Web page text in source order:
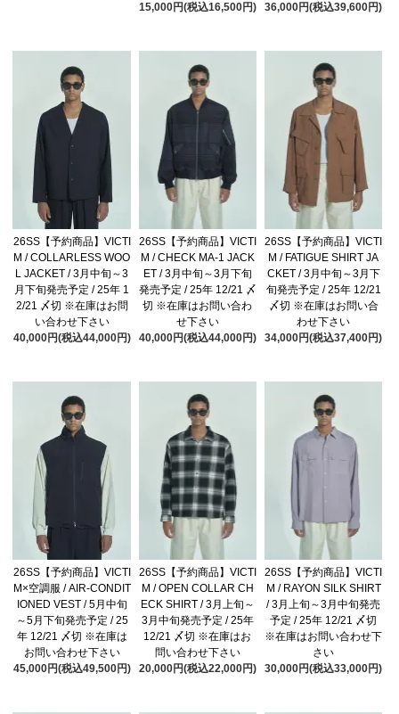
15,000円(税込16,500円)
36,000円(税込39,600円)
26SS【予約商品】VICTI
M / COLLARLESS WOO
L JACKET / 3月中旬～3
月下旬発売予定 / 25年 1
2/21 〆切 ※在庫はお問
い合わせ下さい
40,000円(税込44,000円)
26SS【予約商品】VICTI
M / CHECK MA-1 JACK
ET / 3月中旬～3月下旬
発売予定 / 25年 12/21 〆
切 ※在庫はお問い合わ
せ下さい
40,000円(税込44,000円)
26SS【予約商品】VICTI
M / FATIGUE SHIRT JA
CKET / 3月中旬～3月下
旬発売予定 / 25年 12/21
〆切 ※在庫はお問い合
わせ下さい
34,000円(税込37,400円)
26SS【予約商品】VICTI
M×空調服 / AIR-CONDIT
IONED VEST / 5月中旬
～5月下旬発売予定 / 25
年 12/21 〆切 ※在庫は
お問い合わせ下さい
45,000円(税込49,500円)
26SS【予約商品】VICTI
M / OPEN COLLAR CH
ECK SHIRT / 3月上旬～
3月中旬発売予定 / 25年
12/21 〆切 ※在庫はお
問い合わせ下さい
20,000円(税込22,000円)
26SS【予約商品】VICTI
M / RAYON SILK SHIRT
/ 3月上旬～3月中旬発売
予定 / 25年 12/21 〆切
※在庫はお問い合わせ下
さい
30,000円(税込33,000円)